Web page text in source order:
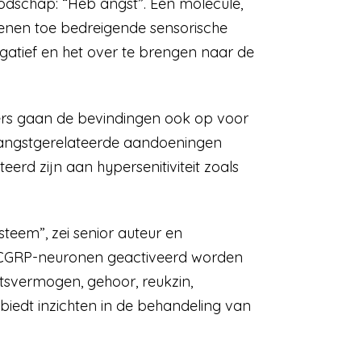
“Heb angst”. Een molecule,
toe bedreigende sensorische
en het over te brengen naar de
gaan de bevindingen ook op voor
aandoeningen
zijn aan hypersenitiviteit zoals
zei senior auteur en
neuronen geactiveerd worden
gehoor, reukzin,
inzichten in de behandeling van